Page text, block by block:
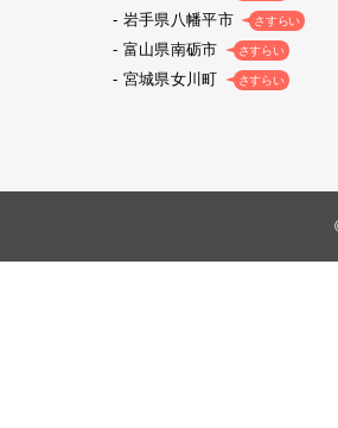
岩手県八幡平市 さすらい
富山県南砺市 さすらい
宮城県女川町 さすらい